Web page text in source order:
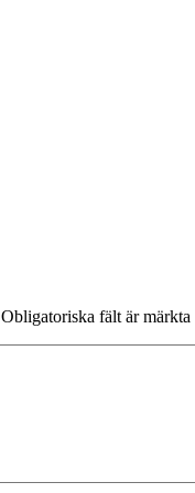
Obligatoriska fält är märkta